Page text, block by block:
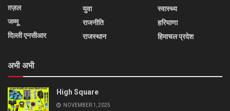
ग़ज़ल
जम्मू
दिल्ली एनसीआर
युवा
राजनीति
राजस्थान
स्वास्थ्य
हरियाणा
हिमाचल प्रदेश
अभी अभी
High Square
NOVEMBER 1, 2025